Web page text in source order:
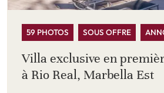
59 PHOTOS SOUS OFFRE
Villa exclusive en
à Rio Real, Marbella Est